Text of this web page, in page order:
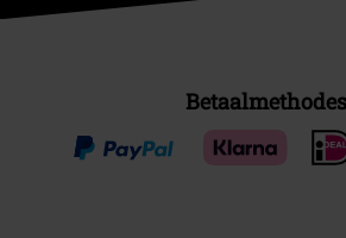
Betaalmethodes